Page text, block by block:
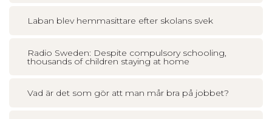
Laban blev hemmasittare efter skolans svek
Radio Sweden: Despite compulsory schooling,
thousands of children staying at home
Vad är det som gör att man mår bra på jobbet?